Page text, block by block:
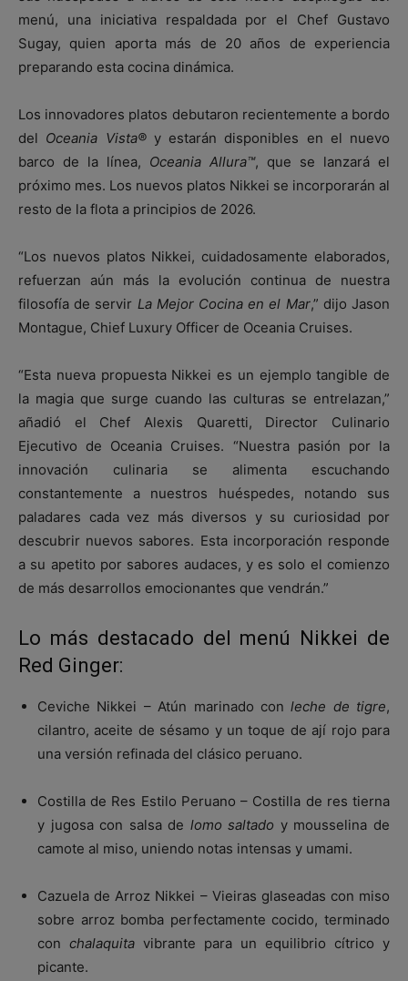
menú, una iniciativa respaldada por el Chef Gustavo
Sugay, quien aporta más de 20 años de experiencia
preparando esta cocina dinámica.
Los innovadores platos debutaron recientemente a bordo
del Oceania Vista®y estarán disponibles en el nuevo
barco de la línea, Oceania Allura™, que se lanzará el
próximo mes. Los nuevos platos Nikkei se incorporarán al
resto de la flota a principios de 2026.
“Los nuevos platos Nikkei, cuidadosamente elaborados,
refuerzan aún más la evolución continua de nuestra
filosofía de servir La Mejor Cocina en el Mar,” dijo Jason
Montague, Chief Luxury Officer de Oceania Cruises.
“Esta nueva propuesta Nikkei es un ejemplo tangible de
la magia que surge cuando las culturas se entrelazan,”
añadió el Chef Alexis Quaretti, Director Culinario
Ejecutivo de Oceania Cruises. “Nuestra pasión por la
innovación culinaria se alimenta escuchando
constantemente a nuestros huéspedes, notando sus
paladares cada vez más diversos y su curiosidad por
descubrir nuevos sabores. Esta incorporación responde
a su apetito por sabores audaces, y es solo el comienzo
de más desarrollos emocionantes que vendrán.”
Lo más destacado del menú Nikkei de
Red Ginger:
Ceviche Nikkei – Atún marinado conleche de tigre,
cilantro, aceite de sésamo y un toque de ají rojo para
una versión refinada del clásico peruano.
Costilla de Res Estilo Peruano – Costilla de res tierna
y jugosa con salsa de lomo saltado y mousselina de
camote al miso, uniendo notas intensas y umami.
Cazuela de Arroz Nikkei – Vieiras glaseadas con miso
sobre arroz bomba perfectamente cocido, terminado
con chalaquita vibrante para un equilibrio cítrico y
picante.